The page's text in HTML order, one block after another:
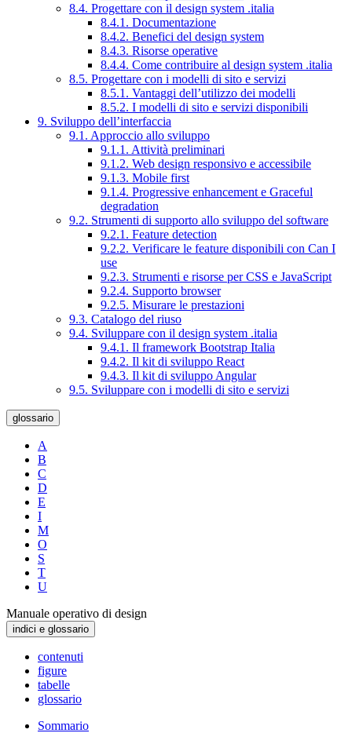
8.4. Progettare con il design system .italia
8.4.1. Documentazione
8.4.2. Benefici del design system
8.4.3. Risorse operative
8.4.4. Come contribuire al design system .italia
8.5. Progettare con i modelli di sito e servizi
8.5.1. Vantaggi dell’utilizzo dei modelli
8.5.2. I modelli di sito e servizi disponibili
9. Sviluppo dell’interfaccia
9.1. Approccio allo sviluppo
9.1.1. Attività preliminari
9.1.2. Web design responsivo e accessibile
9.1.3. Mobile first
9.1.4. Progressive enhancement e Graceful
degradation
9.2. Strumenti di supporto allo sviluppo del software
9.2.1. Feature detection
9.2.2. Verificare le feature disponibili con Can I
use
9.2.3. Strumenti e risorse per CSS e JavaScript
9.2.4. Supporto browser
9.2.5. Misurare le prestazioni
9.3. Catalogo del riuso
9.4. Sviluppare con il design system .italia
9.4.1. Il framework Bootstrap Italia
9.4.2. Il kit di sviluppo React
9.4.3. Il kit di sviluppo Angular
9.5. Sviluppare con i modelli di sito e servizi
glossario
A
B
C
D
E
I
M
O
S
T
U
Manuale operativo di design
indici e glossario
contenuti
figure
tabelle
glossario
Sommario